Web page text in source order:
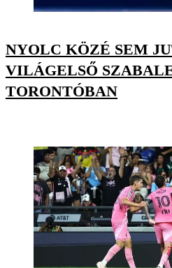
NYOLC KÖZÉ SEM
VILÁGELSŐ
TORONTÓBAN